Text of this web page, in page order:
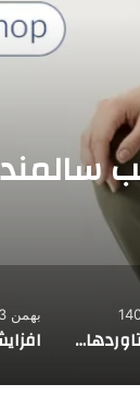
آخرین دستاوردهای پیوند اندام در ایران و جهان؛ پیشرفت ها، آمار موفقیت و آینده درمان بیماران
بهمن 13, 1404